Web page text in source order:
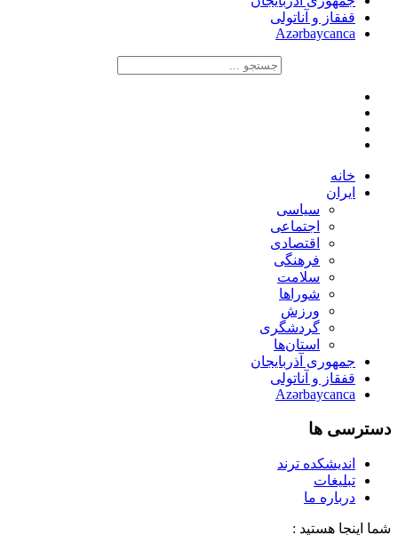
قفقاز و آناتولی
Azərbaycanca
خانه
ایران
سیاسی
اجتماعی
اقتصادی
فرهنگی
سلامت
شوراها
ورزش
گردشگری
استان‌ها
جمهوری آذربایجان
قفقاز و آناتولی
Azərbaycanca
دسترسی ها
اندیشکده ترند
تبلیغات
درباره ما
شما اینجا هستید :